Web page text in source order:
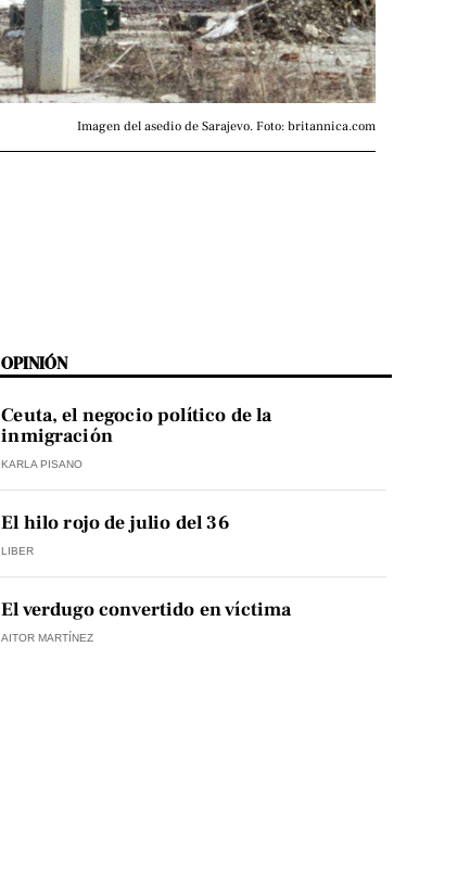
Imagen del asedio de Sarajevo. Foto: britannica.com
OPINIÓN
Ceuta, el negocio político de la
inmigración
KARLA PISANO
El hilo rojo de julio del 36
LIBER
El verdugo convertido en víctima
AITOR MARTÍNEZ